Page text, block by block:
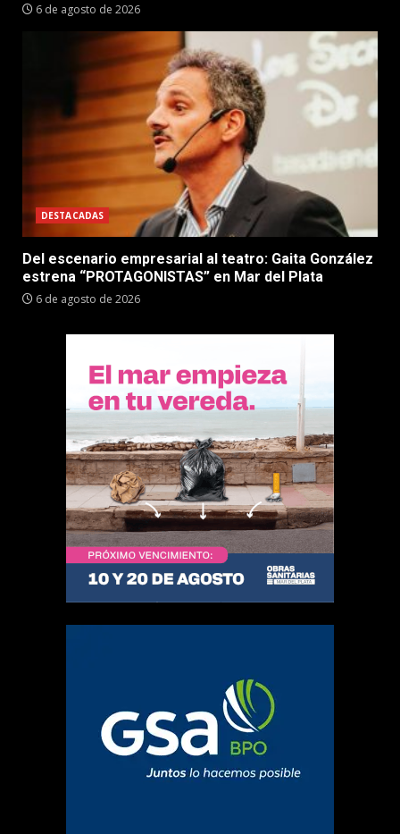
6 de agosto de 2026
DESTACADAS
Del escenario empresarial al teatro: Gaita González
estrena “PROTAGONISTAS” en Mar del Plata
6 de agosto de 2026